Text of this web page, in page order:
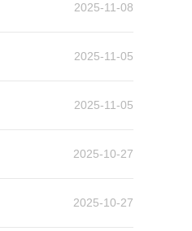
2025-11-08
2025-11-05
2025-11-05
2025-10-27
2025-10-27